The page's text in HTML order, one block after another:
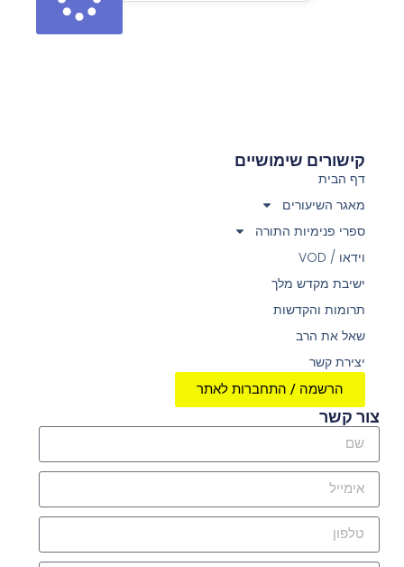
קישורים שימושיים
דף הבית
מאגר השיעורים
ספרי פנימיות התורה
וידאו / VOD
ישיבת מקדש מלך
תרומות והקדשות
שאל את הרב
יצירת קשר
הרשמה / התחברות לאתר
צור קשר